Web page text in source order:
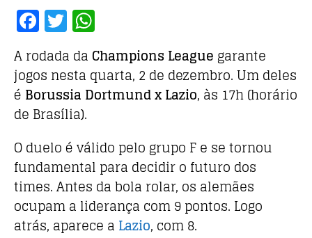
F
a
c
e
b
o
o
k
T
w
it
te
r
h
at
s
A
p
p
A rodada da Champions League garante
jogos nesta quarta, 2 de dezembro. Um deles
é Borussia Dortmund x Lazio, às 17h (horário
de Brasília).
O duelo é válido pelo grupo F e se tornou
fundamental para decidir o futuro dos
times. Antes da bola rolar, os alemães
ocupam a liderança com 9 pontos. Logo
atrás, aparece a Lazio, com 8.